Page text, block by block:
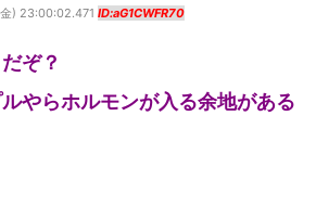
) 23:00:02.471 ID:aG1CWFR70
ぞ？
やらホルモンが入る余地がある